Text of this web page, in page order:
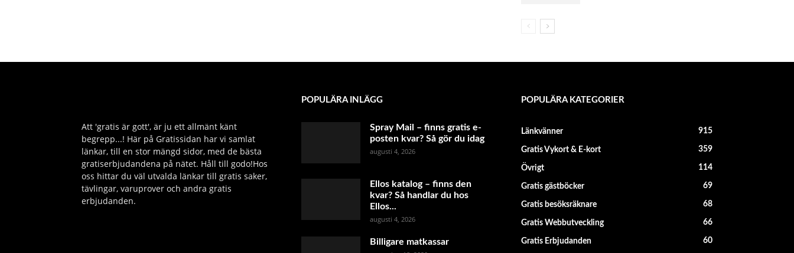
Att 'gratis är gott', är ju ett allmänt känt
begrepp...! Här på Gratissidan har vi samlat
länkar, till en stor mängd sidor, med de bästa
gratiserbjudandena på nätet. Håll till godo!Hos
oss hittar du väl utvalda länkar till gratis saker,
tävlingar, varuprover och andra gratis
erbjudanden.
POPULÄRA INLÄGG
Spray Mail – finns gratis e-
posten kvar? Så gör du idag
augusti 4, 2026
Ellos katalog – finns den
kvar? Så handlar du hos
Ellos...
augusti 4, 2026
Billigare matkassar
POPULÄRA KATEGORIER
Länkvänner 915
Gratis Vykort & E-kort 359
Övrigt 114
Gratis gästböcker 69
Gratis besöksräknare 68
Gratis Webbutveckling 66
Gratis Erbjudanden 60